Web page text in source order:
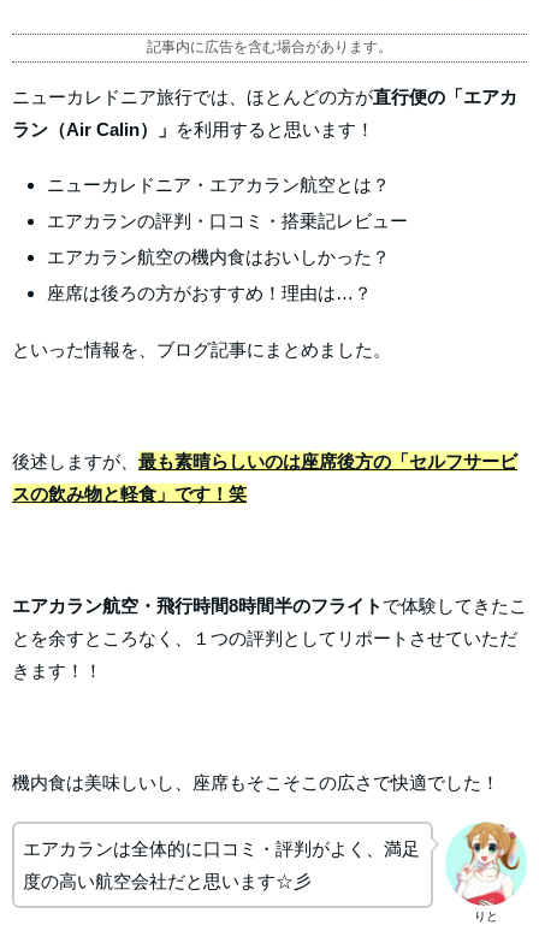
記事内に広告を含む場合があります。
ニューカレドニア旅行では、ほとんどの方が直行便の「エアカ
ラン（Air Calin）」 を利用すると思います！
ニューカレドニア・エアカラン航空とは？
エアカランの評判・口コミ・搭乗記レビュー
エアカラン航空の機内食はおいしかった？
座席は後ろの方がおすすめ！理由は…？
といった情報を、ブログ記事にまとめました。
後述しますが、 最も素晴らしいのは座席後方の「セルフサービ
スの飲み物と軽食」です！笑
エアカラン航空・飛行時間8時間半のフライト で体験してきたこ
とを余すところなく、１つの評判としてリポートさせていただ
きます！！
機内食は美味しいし、座席もそこそこの広さで快適でした！
りと
エアカランは全体的に口コミ・評判がよく、満足
度の高い航空会社だと思います☆彡